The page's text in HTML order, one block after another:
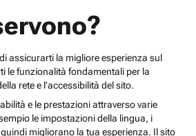
assicurarti la migliore esperienza sul
le funzionalità fondamentali per la
rete e l’accessibilità del sito.
e le prestazioni attraverso varie
le impostazioni della lingua, i
migliorano la tua esperienza. Il sito